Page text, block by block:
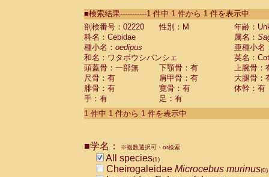
CebidaeSaguinus labiatus(0)
Cebidae Saguinus leucopus (0)
Cebidae
Cebidae
CebidaeSaguinus nigricollis (0)
Cebidae Saguinus oedipus
Cebidae Saguinus weddelli
Cebidae Saguinusspp.
Cebidae Aotus trivirgatus
Cebidae Cebus albifrons
CebidaeCebus nigrivittatus
CebidaeCebus
CebidaeSaimiri boliviensis(0)
■検索結果-----------1 件中 1 件から 1 件を表示中
剖検番号：02220
性別：M
年齢：
科名：Cebidae
属名：
種小名： oedipus
亜種小名
和名：ワタボウシパンシェ
英名：
頭蓋骨：一部無
下顎骨：有
上腕骨：
尺骨：有
肩甲骨：有
大腿骨：
腓骨：有
寛骨：有
体幹：有
手：有
足：有
1 件中 1 件から 1 件を表示中
■学名： ※複数選択可・or検索
All species(1)
Cheirogaleidae Microcebus murinus(0)